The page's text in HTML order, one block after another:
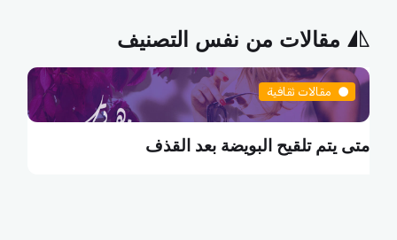
مقالات من نفس التصنيف
مقالات ثقافية
متى يتم تلقيح البويضة بعد القذف